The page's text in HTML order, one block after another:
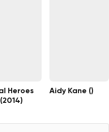
Heroes
(2014)
Aidy Kane ()